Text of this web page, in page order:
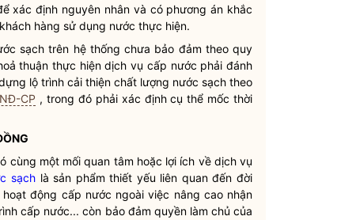
xác định nguyên nhân và có phương án khắc
khách hàng sử dụng nước thực hiện.
sạch trên hệ thống chưa bảo đảm theo quy
thuận thực hiệndịch vụ cấp nước phải đánh
lộ trình cải thiện chất lượng nước sạch theo
CP , trong đó phải xác định cụ thể mốc thời
cùng một mối quan tâm hoặc lợi ích về dịch vụ
sạchlà sản phẩm thiết yếu liên quan đến đời
hoạt động cấp nước ngoài việc nâng cao nhận
cấp nước... còn bảo đảm quyền làm chủ của